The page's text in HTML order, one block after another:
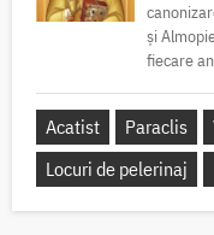
și
fiecare
Acatist Paraclis
Locuri de pelerinaj